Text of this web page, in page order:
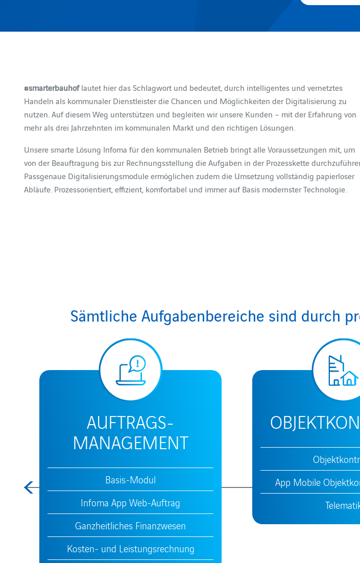
#smarterbauhoflautet hier das Schlagwort und bedeutet, durch intelligentes und vernetztes
Handeln als kommunaler Dienstleister die Chancen und Möglichkeiten der Digitalisierung zu
nutzen. Auf diesem Weg unterstützen und begleiten wir unsere Kunden – mit der Erfahrung von
mehr als drei Jahrzehnten im kommunalen Markt und den richtigen Lösungen.
Unsere smarte Lösung Infoma für den kommunalen Betrieb bringt alle Voraussetzungen mit, um
von der Beauftragung bis zur Rechnungsstellung die Aufgaben in der Prozesskette
Passgenaue Digitalisierungsmodule ermöglichen zudem die Umsetzung vollständig papierloser
Abläufe. Prozessorientiert, effizient, komfortabel und immer auf Basis modernster Technologie.
Sämtliche Aufgabenbereiche sind durch
AUFTRAGS-
MANAGEMENT
Basis-Modul
Infoma App Web-Auftrag
Ganzheitliches Finanzwesen
Kosten- und Leistungsrechnung
App Mobile